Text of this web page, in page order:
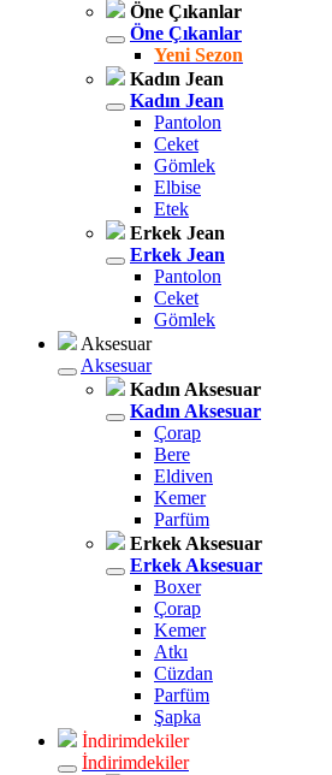
Öne Çıkanlar
Öne Çıkanlar
Yeni Sezon
Kadın Jean
Kadın Jean
Pantolon
Ceket
Gömlek
Elbise
Etek
Erkek Jean
Erkek Jean
Pantolon
Ceket
Gömlek
Aksesuar
Aksesuar
Kadın Aksesuar
Kadın Aksesuar
Çorap
Bere
Eldiven
Kemer
Parfüm
Erkek Aksesuar
Erkek Aksesuar
Boxer
Çorap
Kemer
Atkı
Cüzdan
Parfüm
Şapka
İndirimdekiler
İndirimdekiler